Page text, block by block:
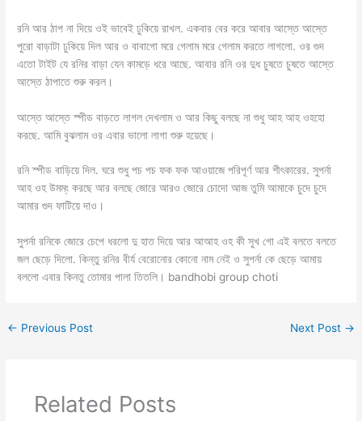
রনি আর ঠাপ না দিয়ে ওই ভাবেই ঢুকিয়ে রাখল. একবার বের করে আবার আস্তে আস্তে
পুরো বাড়াটা ঢুকিয়ে দিল আর ও বাবাগো মরে গেলাম মরে গেলাম করতে লাগলো. ওর গুদ
এতো টাইট যে রনির বাড়া যেন কামড়ে ধরে আছে. আবার রনি ওর দুধ চুষতে চুষতে আস্তে
আস্তে ঠাপাতে শুরু করল।
আস্তে আস্তে স্পীড বাড়তে লাগল দেখলাম ও আর কিছু বলছে না শুধু আহ আহ ওহহো
করছে. আমি বুঝলাম ওর এবার ভালো লাগা শুরু হয়েছে।
রনি স্পীড বাড়িয়ে দিল. ঘরে শুধু পচ পচ ফক ফক আওয়াজে পরিপূর্ণ আর শীৎকারের. সুপর্না
আহ ওহ উমম্ং করছে আর বলছে জোরে আরও জোরে চোদো আজ তুমি আমাকে চুদে চুদে
আমার গুদ ফাটিয়ে দাও।
সুপর্না রনিকে জোরে চেপে ধরলো দু হাত দিয়ে আর আআহ ওহ কী সুখ গো এই বলতে বলতে
জল ছেড়ে দিলো. কিন্তু রনির বীর্য বেরোনোর কোনো নাম নেই ও সুপর্না কে ছেড়ে আমায়
বললো এবার কিনতু তোমার পালা তিতলি। bandhobi group choti
← Previous Post Next Post →
Related Posts